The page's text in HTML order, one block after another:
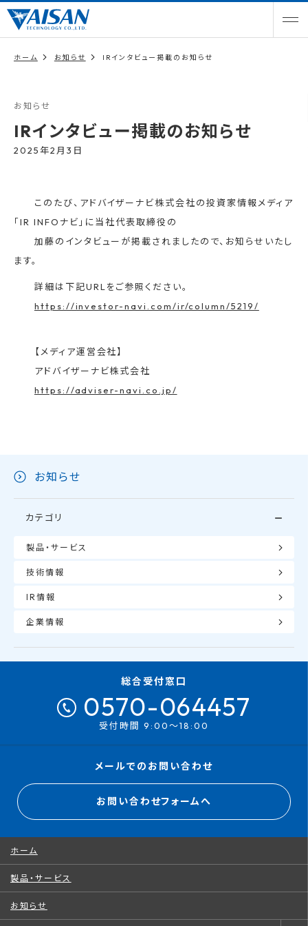
ホーム お知らせ IRインタビュー掲載のお知らせ
お知らせ
IRインタビュー掲載のお知らせ
2025年2月3日
このたび、アドバイザーナビ株式会社の投資家情報メディア
「IR INFOナビ」に当社代表取締役の
加藤のインタビューが掲載されましたので、お知らせいたし
ます。
詳細は下記URLをご参照ください。
https://investor-navi.com/ir/column/5219/
【メディア運営会社】
アドバイザーナビ株式会社
https://adviser-navi.co.jp/
お知らせ
カテゴリ
製品・サービス
技術情報
IR情報
企業情報
総合受付窓口
0570-064457
受付時間 9:00～18:00
メールでのお問い合わせ
お問い合わせフォームへ
ホーム
製品・サービス
お知らせ